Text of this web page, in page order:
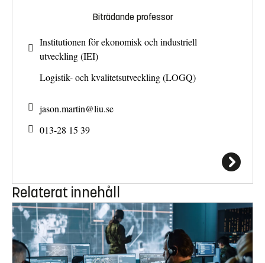
Biträdande professor
Institutionen för ekonomisk och industriell
utveckling (IEI)
Logistik- och kvalitetsutveckling (LOGQ)
jason.martin@liu.se
013-28 15 39
Relaterat innehåll